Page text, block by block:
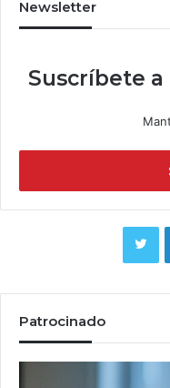
Newsletter
Suscríbete
Patrocinado